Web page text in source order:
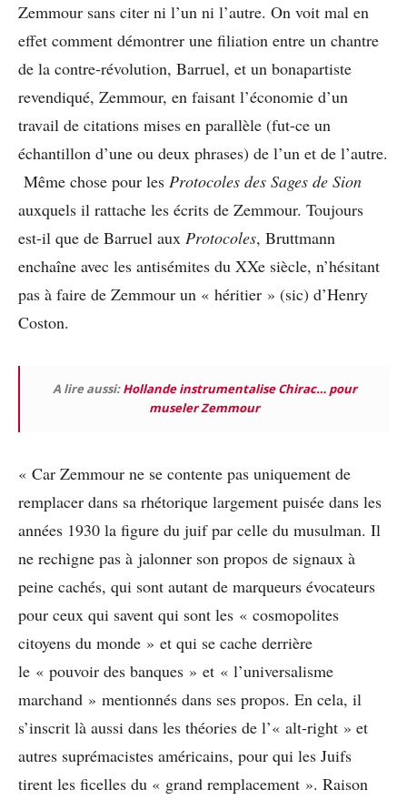
Zemmour sans citer ni l’un ni l’autre. On voit mal en
effet comment démontrer une filiation entre un chantre
de la contre-révolution, Barruel, et un bonapartiste
revendiqué, Zemmour, en faisant l’économie d’un
travail de citations mises en parallèle (fut-ce un
échantillon d’une ou deux phrases) de l’un et de l’autre.
Même chose pour les Protocoles des Sages de Sion
auxquels il rattache les écrits de Zemmour. Toujours
est-il que de Barruel aux Protocoles, Bruttmann
enchaîne avec les antisémites du XXe siècle, n’hésitant
pas à faire de Zemmour un « héritier » (sic) d’Henry
Coston.
A lire aussi:Hollande instrumentalise Chirac… pour
museler Zemmour
« Car Zemmour ne se contente pas uniquement de
remplacer dans sa rhétorique largement puisée dans les
années 1930 la figure du juif par celle du musulman. Il
ne rechigne pas à jalonner son propos de signaux à
peine cachés, qui sont autant de marqueurs évocateurs
pour ceux qui savent qui sont les « cosmopolites
citoyens du monde » et qui se cache derrière
le « pouvoir des banques » et « l’universalisme
marchand » mentionnés dans ses propos. En cela, il
s’inscrit là aussi dans les théories de l’« alt-right » et
autres suprémacistes américains, pour qui les Juifs
tirent les ficelles du « grand remplacement ». Raison